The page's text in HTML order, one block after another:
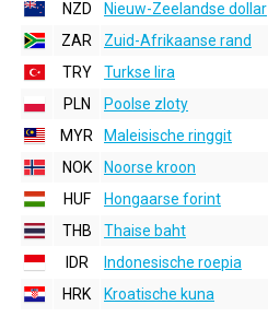
NZD
Nieuw-Zeelandse dollar
ZAR
Zuid-Afrikaanse rand
TRY
Turkse lira
PLN
Poolse zloty
MYR
Maleisische ringgit
NOK
Noorse kroon
HUF
Hongaarse forint
THB
Thaise baht
IDR
Indonesische roepia
HRK
Kroatische kuna